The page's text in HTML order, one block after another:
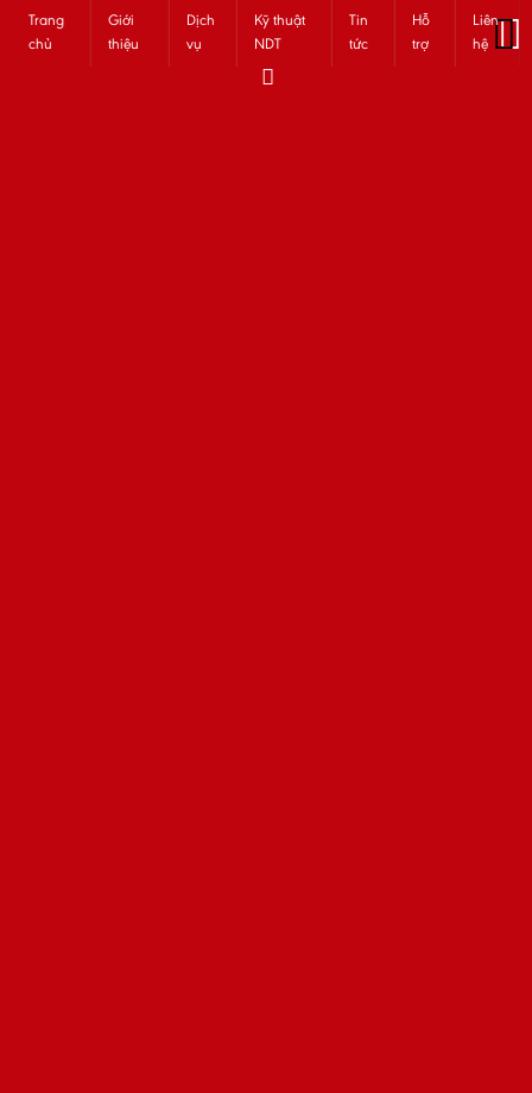
Trang
chủ
Giới
thiệu
Dịch
vụ
Kỹ thuật
NDT
Tin
tức
Hỗ
trợ
Liên
hệ